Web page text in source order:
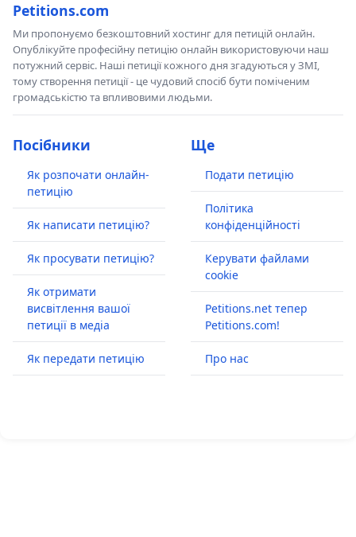
Petitions.com
Ми пропонуємо безкоштовний хостинг для петицій онлайн.
Опублікуйте професійну петицію онлайн використовуючи наш
потужний сервіс. Наші петиції кожного дня згадуються у ЗМІ,
тому створення петиції - це чудовий спосіб бути поміченим
громадськістю та впливовими людьми.
Посібники
Як розпочати онлайн-
петицію
Як написати петицію?
Як просувати петицію?
Як отримати
висвітлення вашої
петиції в медіа
Як передати петицію
Ще
Подати петицію
Політика
конфіденційності
Керувати файлами
cookie
Petitions.net тепер
Petitions.com!
Про нас